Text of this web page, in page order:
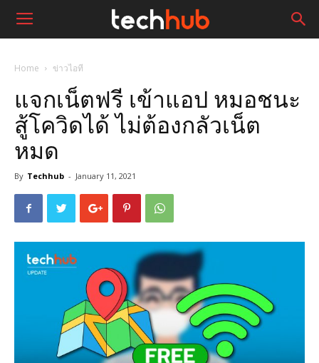
Home ข่าวไอที
แจกเน็ตฟรี เข้าแอป หมอชนะ
สู้โควิดได้ ไม่ต้องกลัวเน็ต
หมด
By Techhub - January 11, 2021